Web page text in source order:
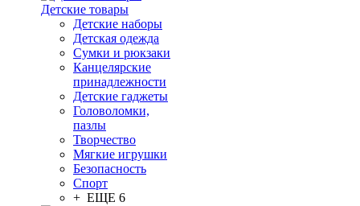
Детские товары
Детские наборы
Детская одежда
Сумки и рюкзаки
Канцелярские
принадлежности
Детские гаджеты
Головоломки,
пазлы
Творчество
Мягкие игрушки
Безопасность
Спорт
+ ЕЩЕ 6